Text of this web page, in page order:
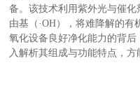
备。该技术利用紫外光与催
由基（·OH），将难降解的
氧化设备良好净化能力的背
入解析其组成与功能特点，方